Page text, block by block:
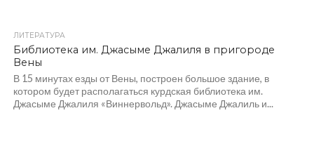
ЛИТЕРАТУРА
Библиотека им. Джасыме Джалиля в пригороде
Вены
В 15 минутах езды от Вены, построен большое здание, в
котором будет располагаться курдская библиотека им.
Джасыме Джалиля «Виннервольд». Джасыме Джалиль и...